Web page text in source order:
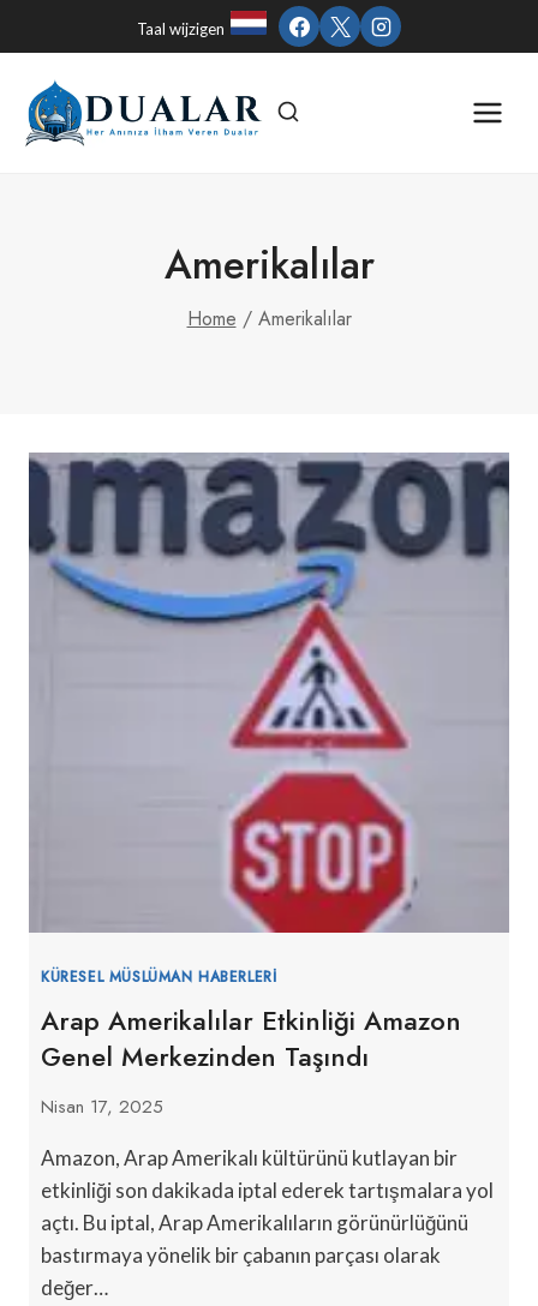
to
content
Taal wijzigen
Amerikalılar
Home / Amerikalılar
KÜRESEL MÜSLÜMAN HABERLERI
Arap Amerikalılar Etkinliği Amazon
Genel Merkezinden Taşındı
Nisan 17, 2025
Amazon, Arap Amerikalı kültürünü kutlayan bir
etkinliği son dakikada iptal ederek tartışmalara yol
açtı. Bu iptal, Arap Amerikalıların görünürlüğünü
bastırmaya yönelik bir çabanın parçası olarak
değer…